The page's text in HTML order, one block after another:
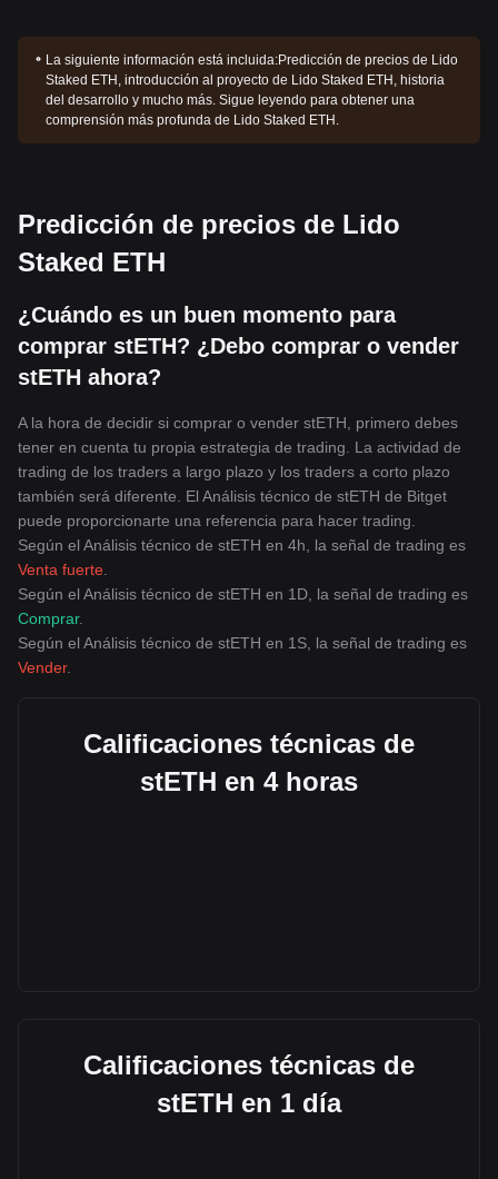
La siguiente información está incluida:Predicción de precios de Lido
Staked ETH, introducción al proyecto de Lido Staked ETH, historia
del desarrollo y mucho más. Sigue leyendo para obtener una
comprensión más profunda de Lido Staked ETH.
Predicción de precios de Lido
Staked ETH
¿Cuándo es un buen momento para
comprar stETH? ¿Debo comprar o vender
stETH ahora?
A la hora de decidir si comprar o vender stETH, primero debes
tener en cuenta tu propia estrategia de trading. La actividad de
trading de los traders a largo plazo y los traders a corto plazo
también será diferente. El Análisis técnico de stETH de Bitget
puede proporcionarte una referencia para hacer trading.
Según el Análisis técnico de stETH en 4h, la señal de trading es
Venta fuerte
Según el Análisis técnico de stETH en 1D, la señal de trading es
Comprar.
Según el Análisis técnico de stETH en 1S, la señal de trading es
Vender.
Calificaciones técnicas de
stETH en 4 horas
Calificaciones técnicas de
stETH en 1 día